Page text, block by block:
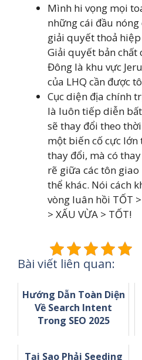
Mình hi vọng mọi
những cái đầu
giải quyết thoả
Giải quyết bản chất
Đông là khu vực
của LHQ cần được
Cục diện địa chính
là luôn tiếp diễn
sẽ thay đổi theo
một biến cố cực
thay đổi, mà có
rẽ giữa các tôn
thể khác. Nói cách
vòng luân hồi TỐT
> XẤU VỪA > TỐT!
Bài viết liên quan:
Hướng Dẫn Toàn Diện
Về Search Intent
Trong SEO 2025
Tại Sao Phải Seeding